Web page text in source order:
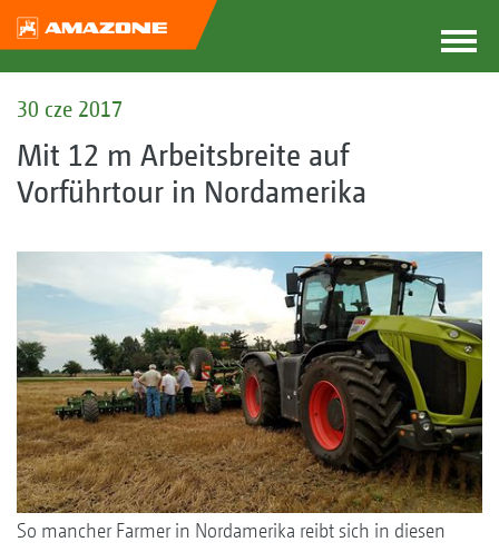
30 cze 2017
Mit 12 m Arbeitsbreite auf
Vorführtour in Nordamerika
So mancher Farmer in Nordamerika reibt sich in diesen